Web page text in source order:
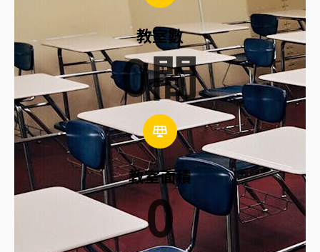
0間
教室數
教室面積
0